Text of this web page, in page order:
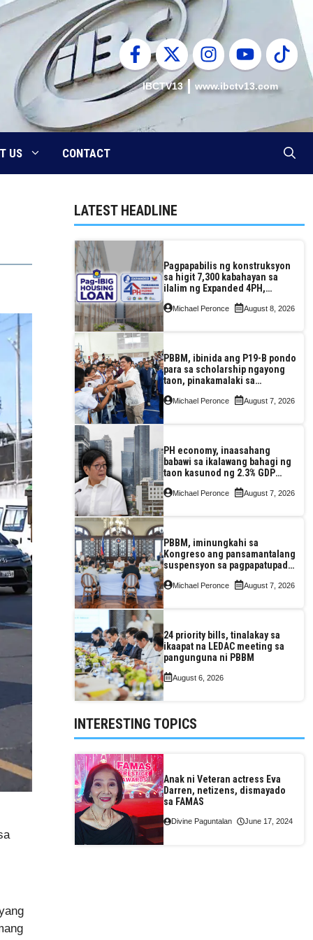
IBCTV13 www.ibctv13.com
US CONTACT
LATEST HEADLINE
Pagpapabilis ng konstruksyon
sa higit 7,300 kabahayan sa
ilalim ng Expanded 4PH,
ng Pag-IBIG at P.A. Alvarez
Michael Peronce August 8, 2026
PBBM, ibinida ang P19-B pondo
para sa scholarship ngayong
taon, pinakamalaki sa
Michael Peronce August 7, 2026
PH economy, inaasahang
babawi sa ikalawang bahagi ng
taon kasunod ng 2.3% GDP
pagkaantala ng public
Michael Peronce August 7, 2026
PBBM, iminungkahi sa
Kongreso ang pansamantalang
suspensyon sa pagpapatupad
Assessment Reform Act
Michael Peronce August 7, 2026
24 priority bills, tinalakay sa
ikaapat na LEDAC meeting sa
pangunguna ni PBBM
August 6, 2026
INTERESTING TOPICS
Anak ni Veteran actress Eva
Darren, netizens, dismayado
sa FAMAS
Divine Paguntalan June 17, 2024